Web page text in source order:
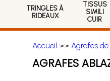
TRINGLES À
RIDEAUX
TISSUS
SIMILI
CUIR
Accueil >> Agrafes
AGRAFES